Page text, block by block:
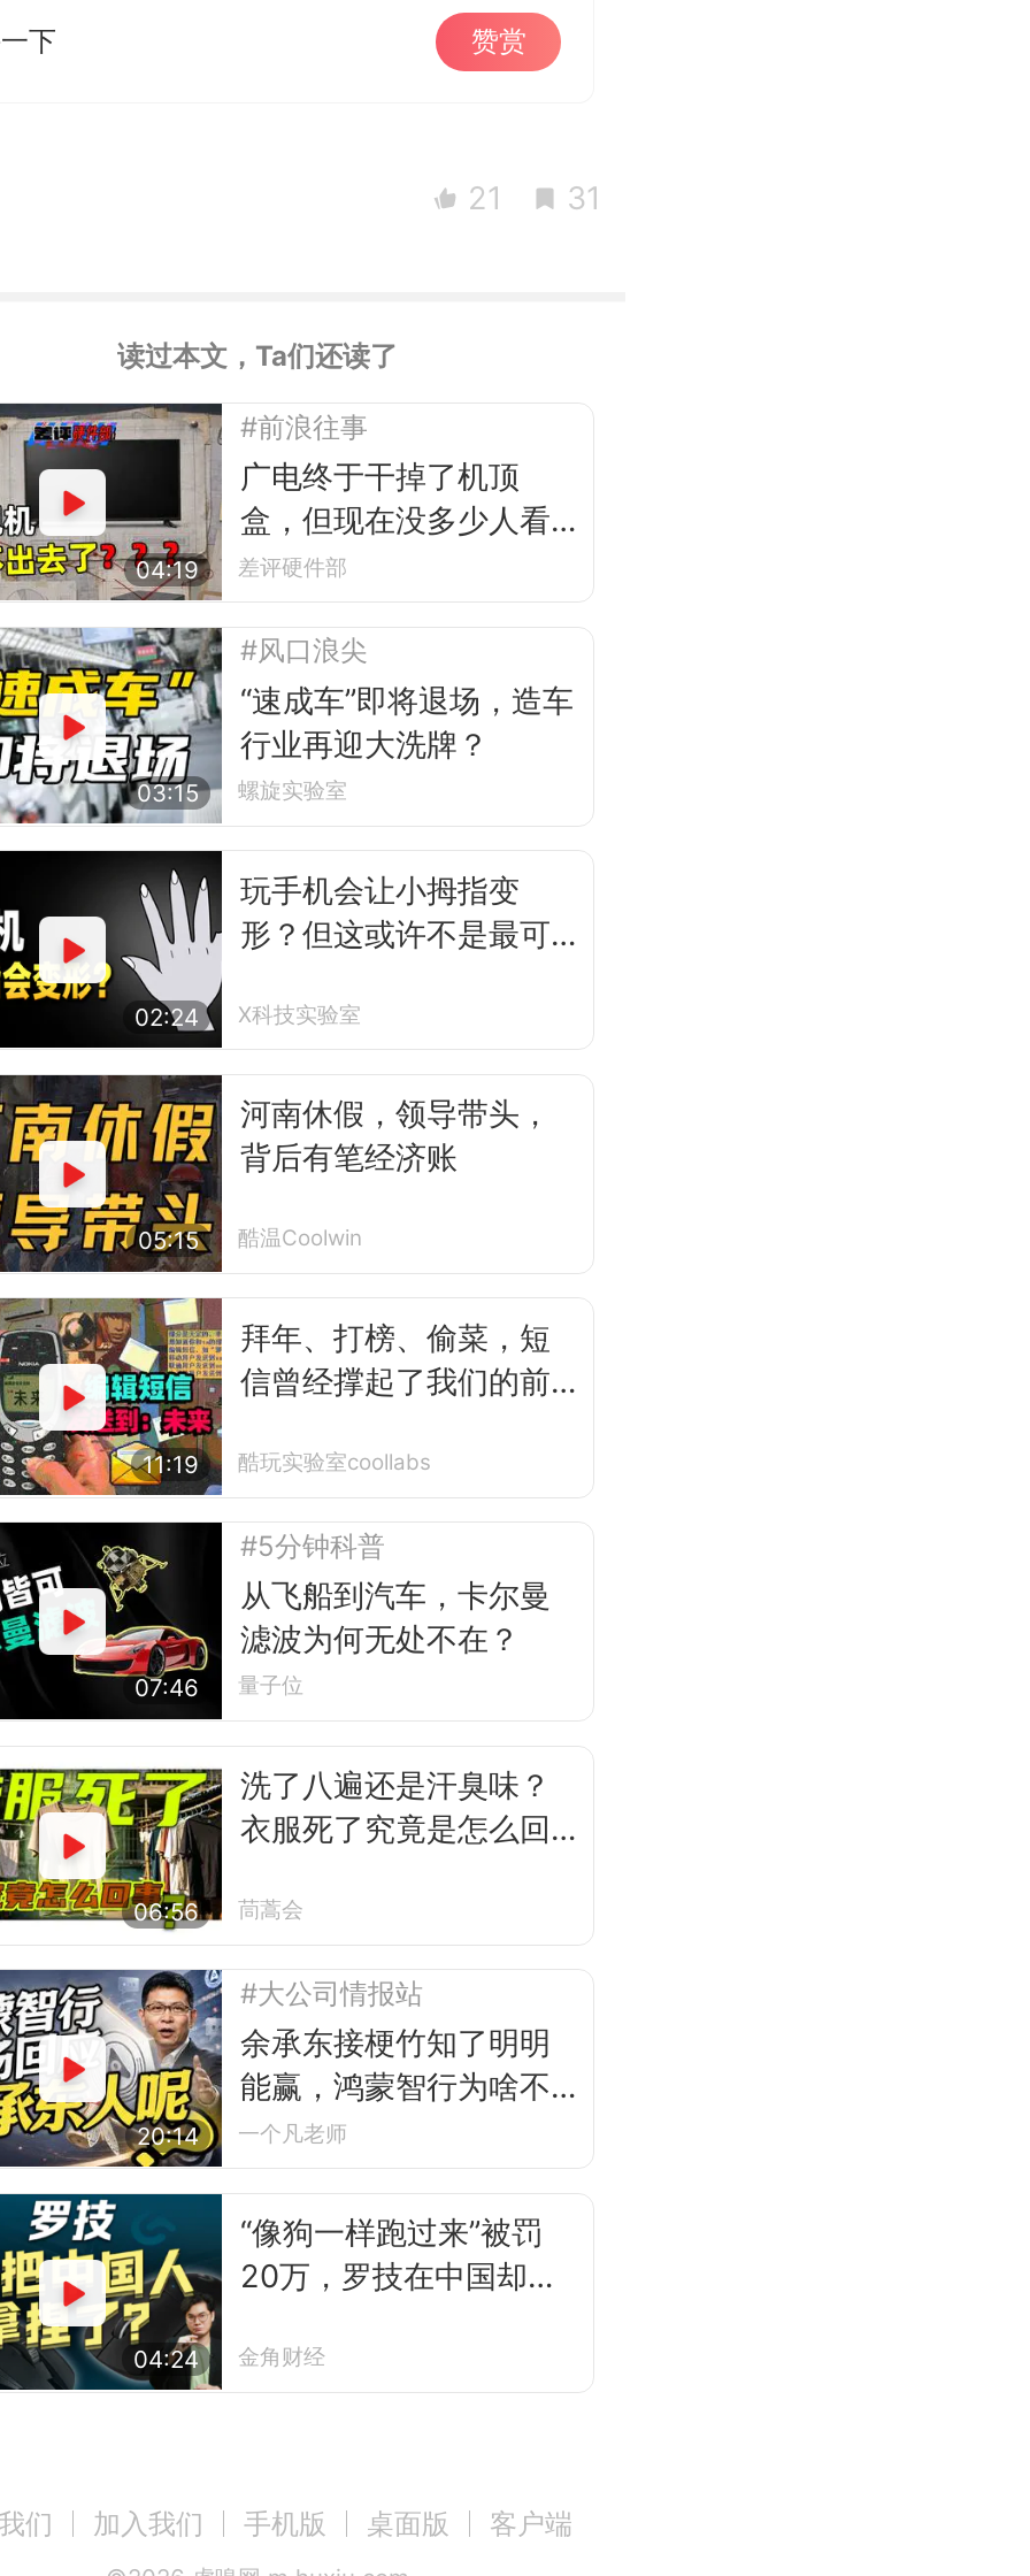
下 赞赏
21 31
读过本文，Ta们还读了
04:19
#前浪往事
广电终于干掉了机顶
盒，但现在没多少人看
电视了
差评硬件部
03:15
#风口浪尖
“速成车”即将退场，造车
行业再迎大洗牌？
螺旋实验室
02:24
玩手机会让小拇指变
形？但这或许不是最可
X科技实验室
05:15
河南休假，领导带头，
背后有笔经济账
酷温Coolwin
11:19
拜年、打榜、偷菜，短
信曾经撑起了我们的前
酷玩实验室coollabs
07:46
#5分钟科普
从飞船到汽车，卡尔曼
滤波为何无处不在？
量子位
06:56
洗了八遍还是汗臭味？
衣服死了究竟是怎么回
茼蒿会
20:14
#大公司情报站
余承东接梗竹知了明明
能赢，鸿蒙智行为啥不
让？
一个凡老师
04:24
“像狗一样跑过来”被罚
20万，罗技在中国却卖
金角财经
们 加入我们 手机版 桌面版 客户端